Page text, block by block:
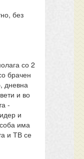
без
со 2
брачен
дневна
и во
-
и
има
и ТВ се